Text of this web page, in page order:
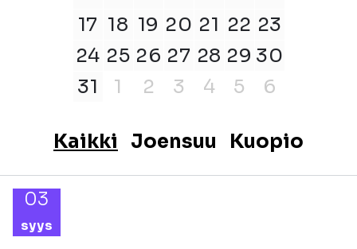
17 18 19 20 21 22 23
24 25 26 27 28 29 30
31
1 2 3 4 5 6
Kaikki Joensuu Kuopio
03
syys